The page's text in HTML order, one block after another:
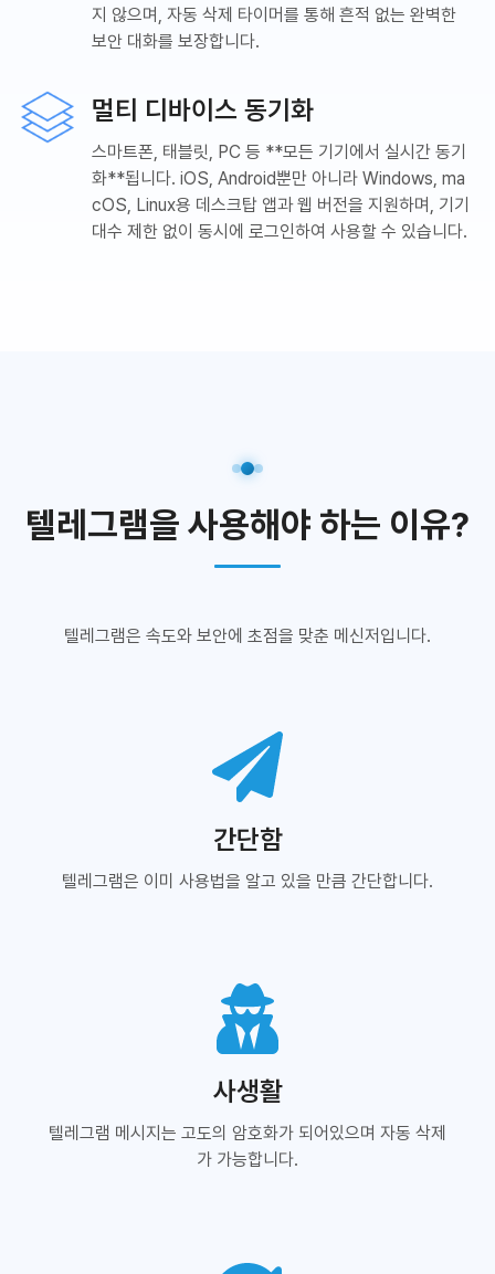
지 않으며, 자동 삭제 타이머를 통해 흔적 없는 완벽한
보안 대화를 보장합니다.
멀티 디바이스 동기화
스마트폰, 태블릿, PC 등 **모든 기기에서 실시간 동기
화**됩니다. iOS, Android뿐만 아니라 Windows, ma
cOS, Linux용 데스크탑 앱과 웹 버전을 지원하며, 기기
대수 제한 없이 동시에 로그인하여 사용할 수 있습니다.
텔레그램을 사용해야 하는 이유?
텔레그램은 속도와 보안에 초점을 맞춘 메신저입니다.
간단함
텔레그램은 이미 사용법을 알고 있을 만큼 간단합니다.
사생활
텔레그램 메시지는 고도의 암호화가 되어있으며 자동 삭제
가 가능합니다.